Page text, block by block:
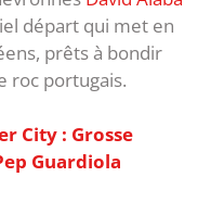
départ qui met en
prêts à bondir
roc portugais.
City : Grosse
Guardiola